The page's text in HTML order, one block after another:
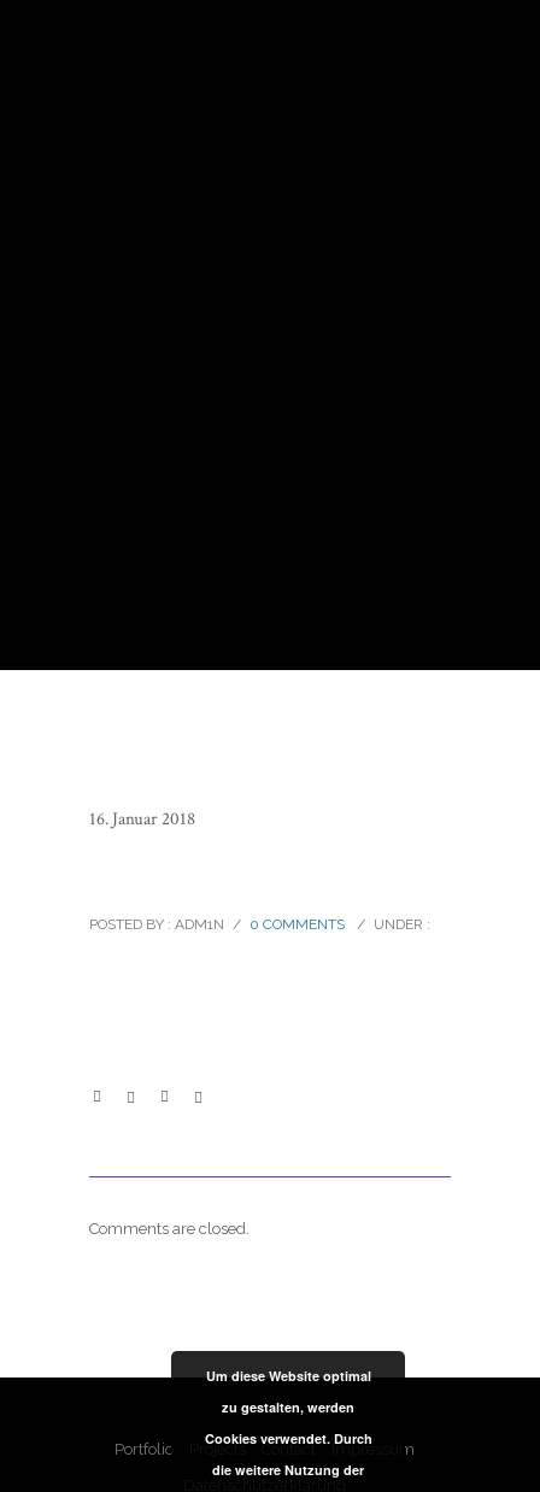
16. Januar 2018
POSTED BY : ADM1N / 0 COMMENTS / UNDER :
Comments are closed.
Portfolio Projects Contact
Impressum
Um diese Website optimal
zu gestalten, werden
Cookies verwendet. Durch
die weitere Nutzung der